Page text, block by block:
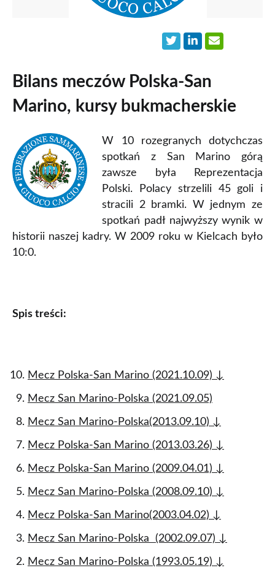
Bilans meczów Polska-San
Marino, kursy bukmacherskie
W 10 rozegranych dotychczas
spotkań z San Marino górą
zawsze była Reprezentacja
Polski. Polacy strzelili 45 goli i
stracili 2 bramki. W jednym ze
spotkań padł najwyższy wynik w
historii naszej kadry. W 2009 roku w Kielcach było
10:0.
Spis treści:
Mecz Polska-San Marino (2021.10.09) ↓
Mecz San Marino-Polska (2021.09.05)
Mecz San Marino-Polska(2013.09.10) ↓
Mecz Polska-San Marino (2013.03.26) ↓
Mecz Polska-San Marino (2009.04.01) ↓
Mecz San Marino-Polska (2008.09.10) ↓
Mecz Polska-San Marino(2003.04.02) ↓
Mecz San Marino-Polska (2002.09.07) ↓
Mecz San Marino-Polska (1993.05.19) ↓